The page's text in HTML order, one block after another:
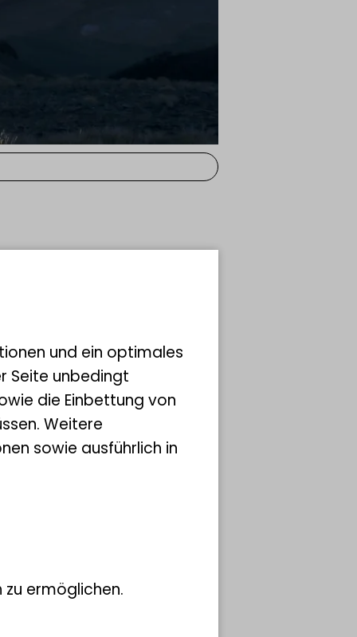
die
der
und ein optimales
Seite unbedingt
die Einbettung von
Weitere
sowie ausführlich in
ermöglichen.